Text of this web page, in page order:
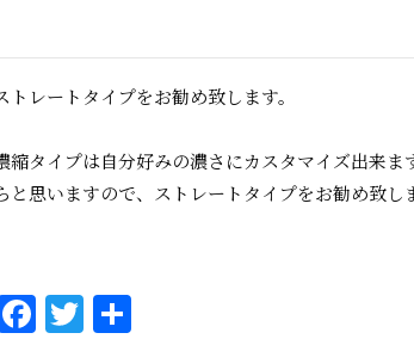
トレートタイプをお勧め致します。
縮タイプは自分好みの濃さにカスタマイズ出来
と思いますので、ストレートタイプをお勧め致し
Fa T